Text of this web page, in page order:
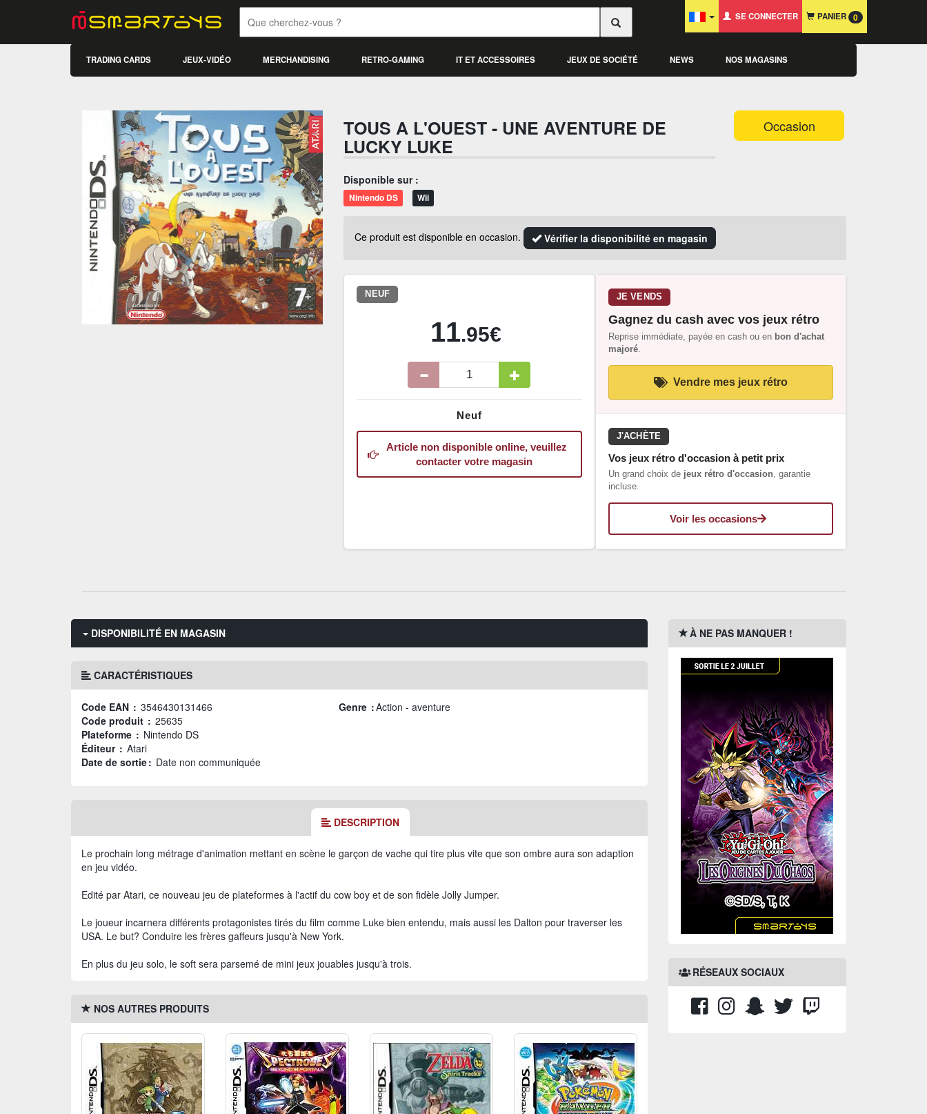
SE CONNECTER PANIER 0
TRADING CARDS JEUX-VIDÉO MERCHANDISING RETRO-GAMING IT ET ACCESSOIRES JEUX DE SOCIÉTÉ NEWS NOS MAGASINS
TOUS A L'OUEST - UNE AVENTURE DE
LUCKY LUKE
Occasion
Disponible sur :
Nintendo DS Wii
Ce produit est disponible en occasion. Vérifier la disponibilité en magasin
NEUF
11.95€
Neuf
Article non disponible online, veuillez
contacter votre magasin
JE VENDS
Gagnez du cash avec vos jeux rétro
Reprise immédiate, payée en cash ou en bon d'achat
majoré.
Vendre mes jeux rétro
J'ACHÈTE
Vos jeux rétro d'occasion à petit prix
Un grand choix de jeux rétro d'occasion, garantie
incluse.
Voir les occasions
DISPONIBILITÉ EN MAGASIN
CARACTÉRISTIQUES
Code EAN : 3546430131466
Code produit : 25635
Plateforme : Nintendo DS
Éditeur : Atari
Date de sortie : Date non communiquée
Genre :Action - aventure
DESCRIPTION
Le prochain long métrage d'animation mettant en scène le garçon de vache qui tire plus vite que son ombre aura son adaption
en jeu vidéo.
Edité par Atari, ce nouveau jeu de plateformes à l'actif du cow boy et de son fidèle Jolly Jumper.
Le joueur incarnera différents protagonistes tirés du film comme Luke bien entendu, mais aussi les Dalton pour traverser les
USA. Le but? Conduire les frères gaffeurs jusqu'à New York.
En plus du jeu solo, le soft sera parsemé de mini jeux jouables jusqu'à trois.
NOS AUTRES PRODUITS
À NE PAS MANQUER !
RÉSEAUX SOCIAUX